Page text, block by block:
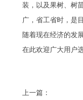
装，以及果树、树
广，省工省时，是
随着现在经济的发
在此欢迎广大用户
上一篇：